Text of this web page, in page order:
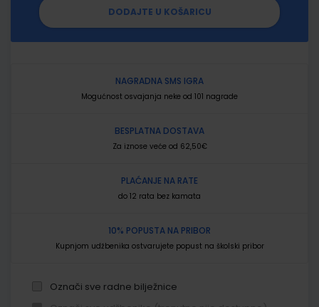
DODAJTE U KOŠARICU
NAGRADNA SMS IGRA
Mogućnost osvajanja neke od 101 nagrade
BESPLATNA DOSTAVA
Za iznose veće od 62,50€
PLAĆANJE NA RATE
do 12 rata bez kamata
10% POPUSTA NA PRIBOR
Kupnjom udžbenika ostvarujete popust na školski pribor
Označi sve radne bilježnice